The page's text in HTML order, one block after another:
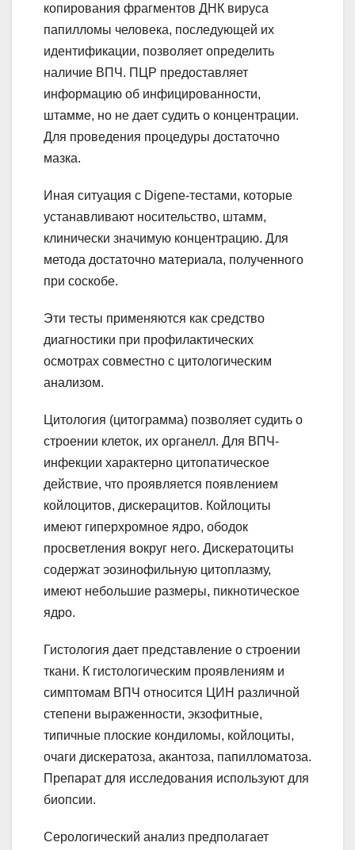
копирования фрагментов ДНК вируса
папилломы человека, последующей их
идентификации, позволяет определить
наличие ВПЧ. ПЦР предоставляет
информацию об инфицированности,
штамме, но не дает судить о концентрации.
Для проведения процедуры достаточно
мазка.
Иная ситуация с Digene-тестами, которые
устанавливают носительство, штамм,
клинически значимую концентрацию. Для
метода достаточно материала, полученного
при соскобе.
Эти тесты применяются как средство
диагностики при профилактических
осмотрах совместно с цитологическим
анализом.
Цитология (цитограмма) позволяет судить о
строении клеток, их органелл. Для ВПЧ-
инфекции характерно цитопатическое
действие, что проявляется появлением
койлоцитов, дискерацитов. Койлоциты
имеют гиперхромное ядро, ободок
просветления вокруг него. Дискератоциты
содержат эозинофильную цитоплазму,
имеют небольшие размеры, пикнотическое
ядро.
Гистология дает представление о строении
ткани. К гистологическим проявлениям и
симптомам ВПЧ относится ЦИН различной
степени выраженности, экзофитные,
типичные плоские кондиломы, койлоциты,
очаги дискератоза, акантоза, папилломатоза.
Препарат для исследования используют для
биопсии.
Серологический анализ предполагает